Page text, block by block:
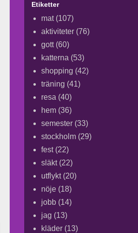
Etiketter
mat (107)
aktiviteter (76)
gott (60)
katterna (53)
shopping (42)
träning (41)
resa (40)
hem (36)
semester (33)
stockholm (29)
fest (22)
släkt (22)
utflykt (20)
nöje (18)
jobb (14)
jag (13)
kläder (13)